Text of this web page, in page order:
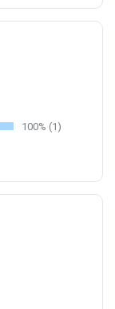
100% (1)